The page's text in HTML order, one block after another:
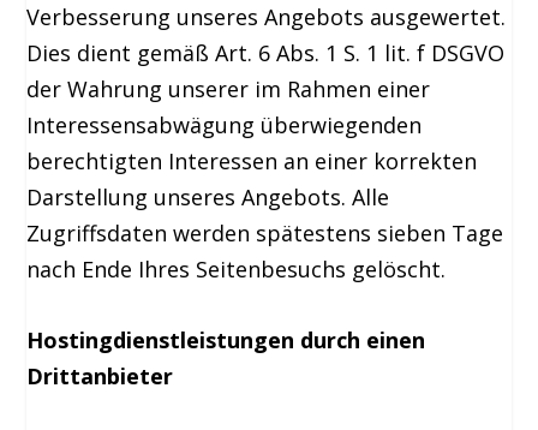
Verbesserung unseres Angebots ausgewertet.
Dies dient gemäß Art. 6 Abs. 1 S. 1 lit. f DSGVO
der Wahrung unserer im Rahmen einer
Interessensabwägung überwiegenden
berechtigten Interessen an einer korrekten
Darstellung unseres Angebots. Alle
Zugriffsdaten werden spätestens sieben Tage
nach Ende Ihres Seitenbesuchs gelöscht.
Hostingdienstleistungen durch einen
Drittanbieter